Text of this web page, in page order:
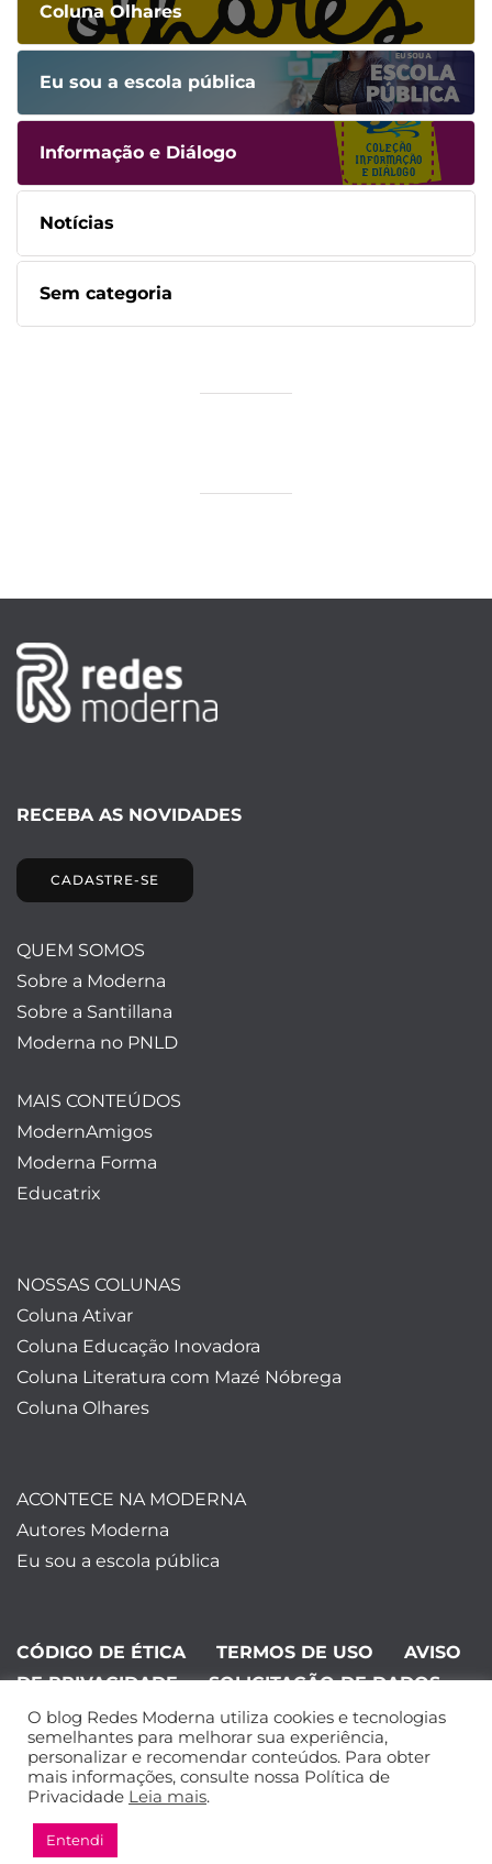
Coluna Olhares
Eu sou a escola pública
Informação e Diálogo
Notícias
Sem categoria
RECEBA AS NOVIDADES
CADASTRE-SE
QUEM SOMOS
Sobre a Moderna
Sobre a Santillana
Moderna no PNLD
MAIS CONTEÚDOS
ModernAmigos
Moderna Forma
Educatrix
NOSSAS COLUNAS
Coluna Ativar
Coluna Educação Inovadora
Coluna Literatura com Mazé Nóbrega
Coluna Olhares
ACONTECE NA MODERNA
Autores Moderna
Eu sou a escola pública
CÓDIGO DE ÉTICA TERMOS DE USO
AVISO
DE PRIVACIDADE
SOLICITAÇÃO DE DADOS
©Editora Moderna 2024. Todos os
direitos reservados.
O blog Redes Moderna utiliza cookies e tecnologias
semelhantes para melhorar sua experiência,
personalizar e recomendar conteúdos. Para obter
mais informações, consulte nossa Política de
Privacidade Leia mais.
Entendi